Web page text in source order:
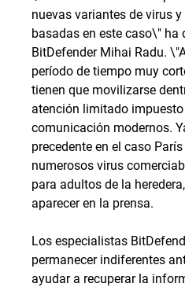
nuevas variantes de virus
basadas en este caso\" ha
BitDefender Mihai Radu.
período de tiempo muy
tienen que movilizarse
atención limitado
comunicación modernos.
precedente en el caso
numerosos virus
para adultos de la
aparecer en la prensa.
Los especialistas
permanecer indiferentes
ayudar a recuperar la